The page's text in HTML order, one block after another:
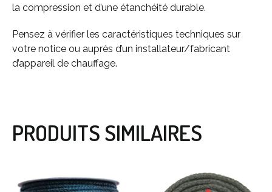
la compression et d’une étanchéité durable.
Pensez à vérifier les caractéristiques techniques sur
votre notice ou auprès d’un installateur/fabricant
d’appareil de chauffage.
PRODUITS SIMILAIRES